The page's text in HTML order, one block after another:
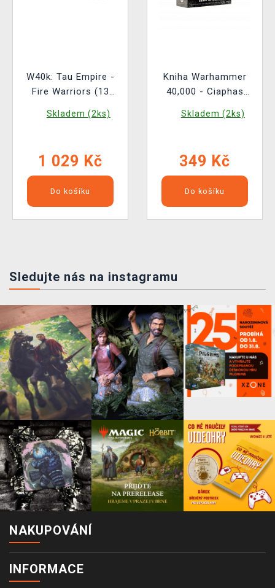
W40k: Tau Empire -
Fire Warriors (13
Skladem (2ks)
1 029 Kč
Do košíku
Kniha Warhammer
40,000 - Ciaphas
Imperium ENG
Skladem (2ks)
349 Kč
Do košíku
Sledujte nás na instagramu
NAKUPOVÁNÍ
INFORMACE